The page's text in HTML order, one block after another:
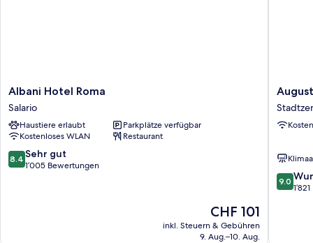
Albani
Hotel
Roma
Salario
Albani Hotel Roma
Salario
Haustiere erlaubt
Parkplätze verfügbar
Kostenloses WLAN
Restaurant
8.4
von
8.4 Sehr gut
1’005 Bewertungen
Der
Preis
beträgt
CHF 101
inkl. Steuern & Gebühren
9. Aug.–10. Aug.
Augusta
Lucilla
Palace
Rom
9.0
von
9.0